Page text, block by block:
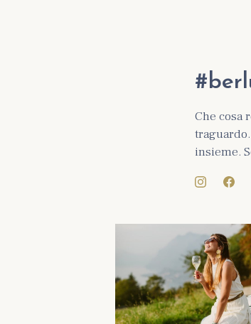
Che cosa
insieme.